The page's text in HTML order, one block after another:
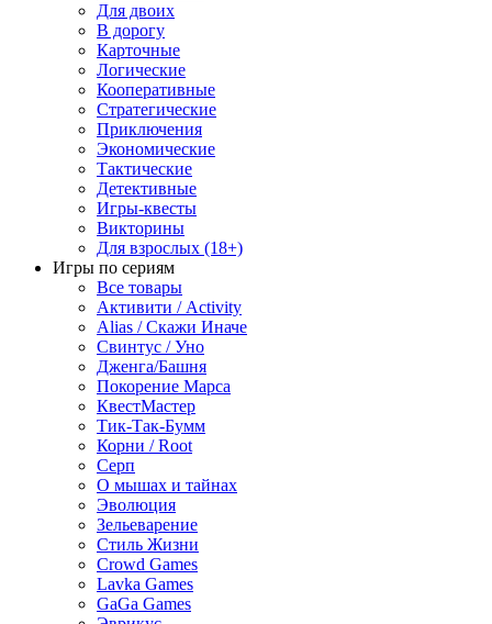
Для двоих
В дорогу
Карточные
Логические
Кооперативные
Стратегические
Приключения
Экономические
Тактические
Детективные
Игры-квесты
Викторины
Для взрослых (18+)
Игры по сериям
Все товары
Активити / Activity
Alias / Скажи Иначе
Свинтус / Уно
Дженга/Башня
Покорение Марса
КвестМастер
Тик-Так-Бумм
Корни / Root
Серп
О мышах и тайнах
Эволюция
Зельеварение
Стиль Жизни
Crowd Games
Lavka Games
GaGa Games